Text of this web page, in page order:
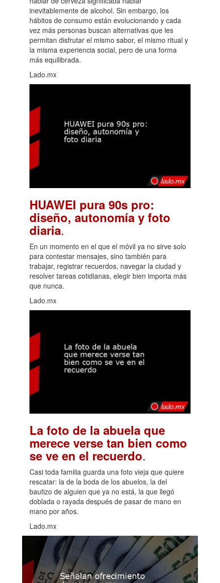
inevitablemente de alcohol. Sin embargo, los
hábitos de consumo están evolucionando y cada
vez más personas buscan alternativas que les
permitan disfrutar el mismo sabor, el mismo ritual y
la misma experiencia social, pero de una forma
más equilibrada.
Lado.mx
HUAWEI pura 90s pro:
diseño, autonomía y foto
diaria.
En un momento en el que el móvil ya no sirve solo
para contestar mensajes, sino también para
trabajar, registrar recuerdos, navegar la ciudad y
resolver tareas cotidianas, elegir bien importa más
que nunca.
Lado.mx
La foto de la abuela que
merece verse tan bien como
se ve en el recuerdo.
Casi toda familia guarda una foto vieja que quiere
rescatar: la de la boda de los abuelos, la del
bautizo de alguien que ya no está, la que llegó
doblada o rayada después de pasar de mano en
mano por años.
Lado.mx